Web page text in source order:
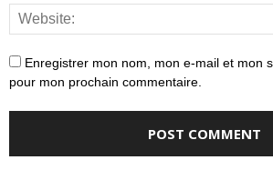
Enregistrer mon nom, mon e-mail et mon
pour mon prochain commentaire.